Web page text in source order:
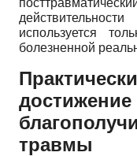
используется
болезненной
травмы